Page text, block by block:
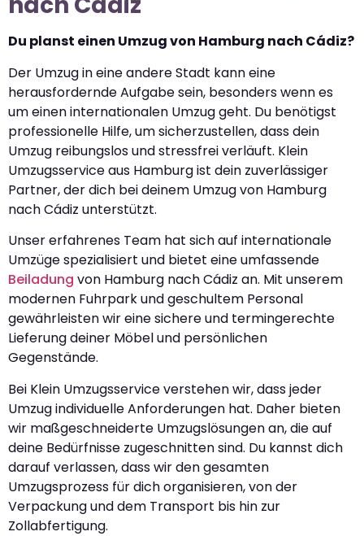
Du planst einen Umzug von Hamburg nach Cádiz?
Der Umzug in eine andere Stadt kann eine
herausfordernde Aufgabe sein, besonders wenn es
um einen internationalen Umzug geht. Du benötigst
professionelle Hilfe, um sicherzustellen, dass dein
Umzug reibungslos und stressfrei verläuft. Klein
Umzugsservice aus Hamburg ist dein zuverlässiger
Partner, der dich bei deinem Umzug von Hamburg
nach Cádiz unterstützt.
Unser erfahrenes Team hat sich auf internationale
Umzüge spezialisiert und bietet eine umfassende
Beiladung von Hamburg nach Cádiz an. Mit unserem
modernen Fuhrpark und geschultem Personal
gewährleisten wir eine sichere und termingerechte
Lieferung deiner Möbel und persönlichen
Gegenstände.
Bei Klein Umzugsservice verstehen wir, dass jeder
Umzug individuelle Anforderungen hat. Daher bieten
wir maßgeschneiderte Umzugslösungen an, die auf
deine Bedürfnisse zugeschnitten sind. Du kannst dich
darauf verlassen, dass wir den gesamten
Umzugsprozess für dich organisieren, von der
Verpackung und dem Transport bis hin zur
Zollabfertigung.